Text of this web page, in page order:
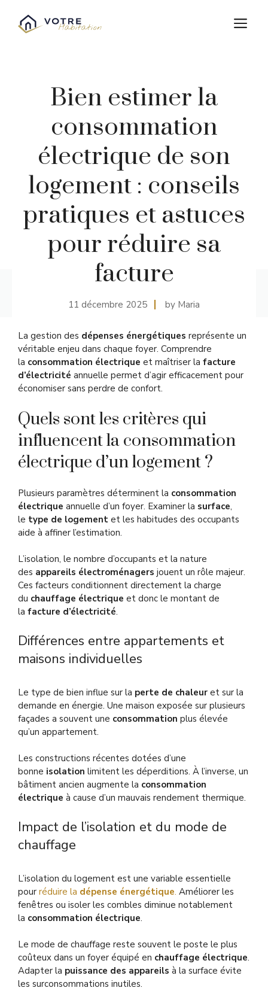
contenu
Bien estimer la
consommation
électrique de son
logement : conseils
pratiques et astuces
pour réduire sa
facture
11 décembre 2025 by Maria
La gestion des dépenses énergétiques représente un
véritable enjeu dans chaque foyer. Comprendre
la consommation électrique et maîtriser la facture
d’électricité annuelle permet d’agir efficacement pour
économiser sans perdre de confort.
Quels sont les critères qui
influencent la consommation
électrique d’un logement ?
Plusieurs paramètres déterminent la consommation
électrique annuelle d’un foyer. Examiner la surface,
le type de logement et les habitudes des occupants
aide à affiner l’estimation.
L’isolation, le nombre d’occupants et la nature
des appareils électroménagers jouent un rôle majeur.
Ces facteurs conditionnent directement la charge
du chauffage électrique et donc le montant de
la facture d’électricité.
Différences entre appartements et
maisons individuelles
Le type de bien influe sur la perte de chaleur et sur la
demande en énergie. Une maison exposée sur plusieurs
façades a souvent une consommation plus élevée
qu’un appartement.
Les constructions récentes dotées d’une
bonne isolation limitent les déperditions. À l’inverse, un
bâtiment ancien augmente la consommation
électrique à cause d’un mauvais rendement thermique.
Impact de l’isolation et du mode de
chauffage
L’isolation du logement est une variable essentielle
pour réduire la dépense énergétique. Améliorer les
fenêtres ou isoler les combles diminue notablement
la consommation électrique.
Le mode de chauffage reste souvent le poste le plus
coûteux dans un foyer équipé en chauffage électrique.
Adapter la puissance des appareils à la surface évite
les surconsommations inutiles.